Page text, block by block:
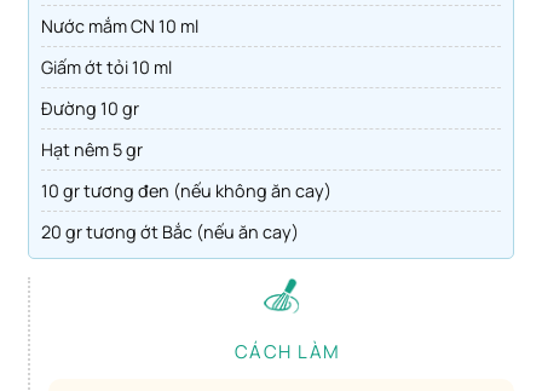
Nước mắm CN 10 ml
Giấm ớt tỏi 10 ml
Đường 10 gr
Hạt nêm 5 gr
10 gr tương đen (nếu không ăn cay)
20 gr tương ớt Bắc (nếu ăn cay)
CÁCH LÀM